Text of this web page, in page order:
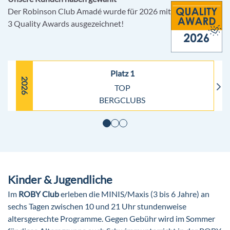
Der Robinson Club Amadé wurde für 2026 mit
3 Quality Awards ausgezeichnet!
2026
Platz 1
TOP
BERGCLUBS
Kinder & Jugendliche
Im ROBY Cluberleben die MINIS/Maxis (3 bis 6 Jahre) an
sechs Tagen zwischen 10 und 21 Uhr stundenweise
altersgerechte Programme. Gegen Gebühr wird im Sommer